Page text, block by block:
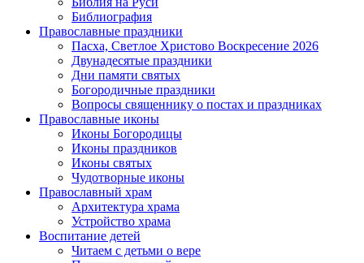
Библиография
Православные праздники
Пасха, Светлое Христово Воскресение 2026
Двунадесятые праздники
Дни памяти святых
Богородичные праздники
Вопросы священнику о постах и праздниках
Православные иконы
Иконы Богородицы
Иконы праздников
Иконы святых
Чудотворные иконы
Православный храм
Архитектура храма
Устройство храма
Воспитание детей
Читаем с детьми о вере